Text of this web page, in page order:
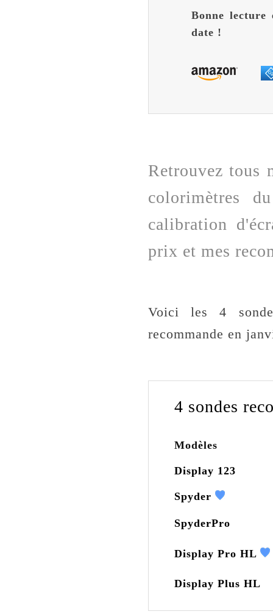
Bonne
date !
Retrouvez tous
colorimètres
calibration
prix et mes
Voici les 4
recommande en
4 sondes
Modèles
Display 123
Spyder
SpyderPro
Display Pro HL
Display Plus HL